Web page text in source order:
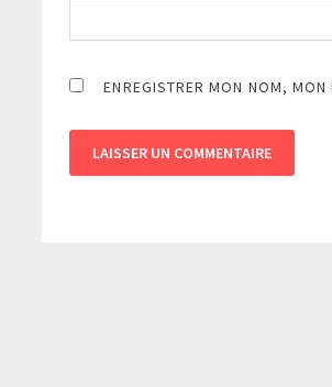
ENREGISTRER MON NOM,